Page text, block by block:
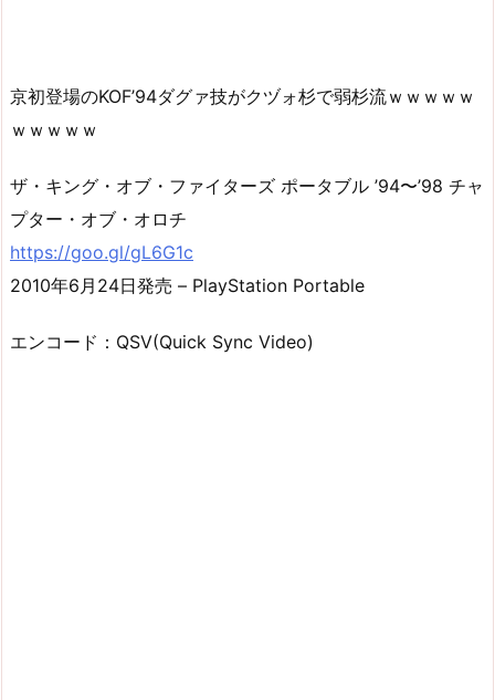
京初登場のKOF’94ダグァ技がクヅォ杉で弱杉流ｗｗｗｗｗ
ｗｗｗｗｗ
ザ・キング・オブ・ファイターズ ポータブル ’94〜’98 チャ
プター・オブ・オロチ
https://goo.gl/gL6G1c
2010年6月24日発売 – PlayStation Portable
エンコード：QSV(Quick Sync Video)